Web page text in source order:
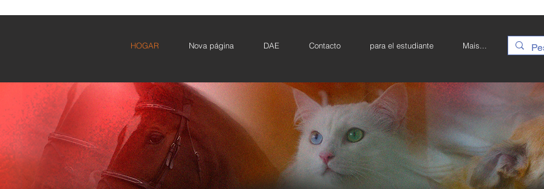
HOGAR Nova página DAE Contacto para el estudiante Mais...